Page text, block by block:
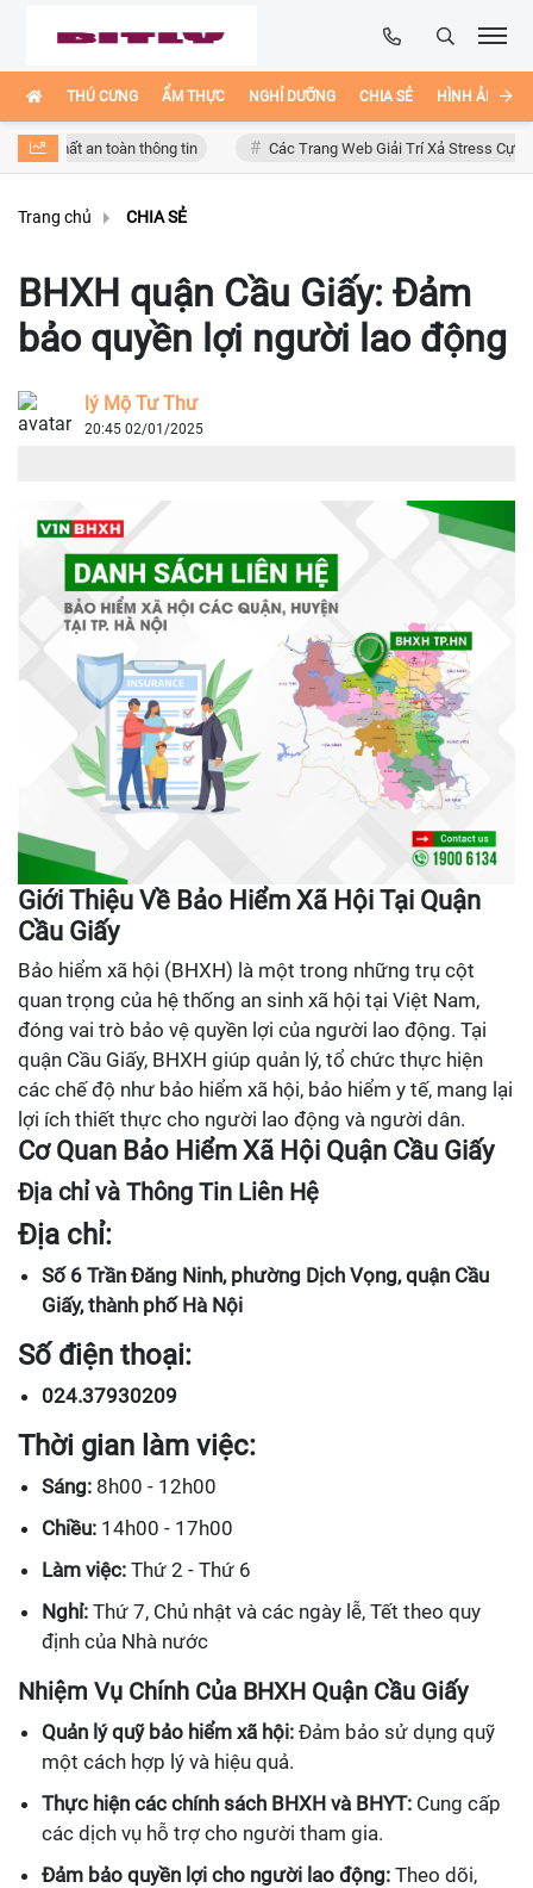
THÚ CƯNG ẨM THỰC NGHỈ DƯỠNG CHIA SẺ HÌNH ẢNH
an toàn thông tin Các Trang Web Giải Trí Xả Stress Cực Hay Ho
Trang chủ CHIA SẺ
BHXH quận Cầu Giấy: Đảm
bảo quyền lợi người lao động
lý Mộ Tư Thư
20:45 02/01/2025
Giới Thiệu Về Bảo Hiểm Xã Hội Tại Quận
Cầu Giấy
Bảo hiểm xã hội (BHXH) là một trong những trụ cột
quan trọng của hệ thống an sinh xã hội tại Việt Nam,
đóng vai trò bảo vệ quyền lợi của người lao động. Tại
quận Cầu Giấy, BHXH giúp quản lý, tổ chức thực hiện
các chế độ như bảo hiểm xã hội, bảo hiểm y tế, mang lại
lợi ích thiết thực cho người lao động và người dân.
Cơ Quan Bảo Hiểm Xã Hội Quận Cầu Giấy
Địa chỉ và Thông Tin Liên Hệ
Địa chỉ:
Số 6 Trần Đăng Ninh, phường Dịch Vọng, quận Cầu
Giấy, thành phố Hà Nội
Số điện thoại:
024.37930209
Thời gian làm việc:
Sáng: 8h00 - 12h00
Chiều: 14h00 - 17h00
Làm việc: Thứ 2 - Thứ 6
Nghỉ: Thứ 7, Chủ nhật và các ngày lễ, Tết theo quy
định của Nhà nước
Nhiệm Vụ Chính Của BHXH Quận Cầu Giấy
Quản lý quỹ bảo hiểm xã hội: Đảm bảo sử dụng quỹ
một cách hợp lý và hiệu quả.
Thực hiện các chính sách BHXH và BHYT: Cung cấp
các dịch vụ hỗ trợ cho người tham gia.
Đảm bảo quyền lợi cho người lao động: Theo dõi,